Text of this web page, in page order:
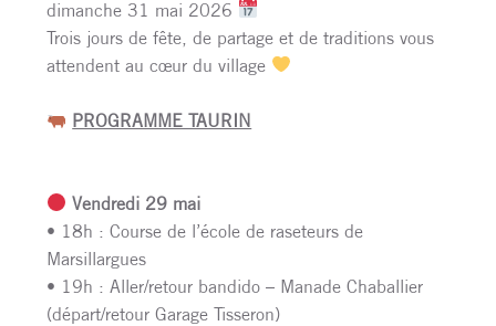
dimanche 31 mai 2026
Trois jours de fête, de partage et de traditions vous
attendent au cœur du village
PROGRAMME TAURIN
Vendredi 29 mai
• 18h : Course de l’école de raseteurs de
Marsillargues
• 19h : Aller/retour bandido – Manade Chaballier
(départ/retour Garage Tisseron)